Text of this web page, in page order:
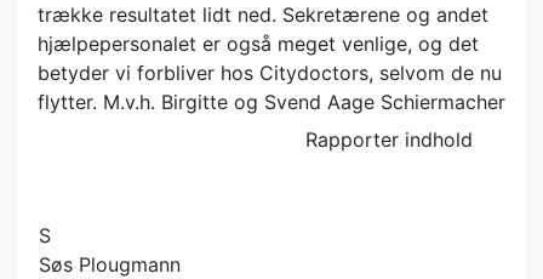
trække resultatet lidt ned. Sekretærene og andet
hjælpepersonalet er også meget venlige, og det
betyder vi forbliver hos Citydoctors, selvom de nu
flytter. M.v.h. Birgitte og Svend Aage Schiermacher
Rapporter indhold
S
Søs Plougmann